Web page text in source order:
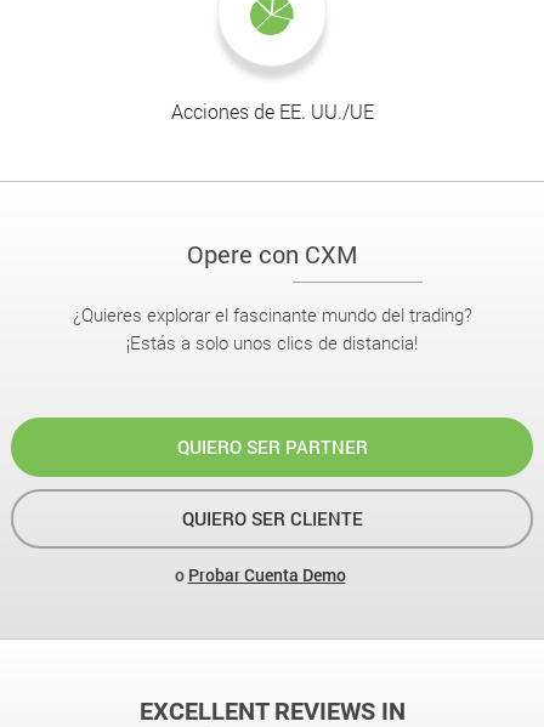
Acciones de EE. UU./UE
Opere con CXM
¿Quieres explorar el fascinante mundo del trading?
¡Estás a solo unos clics de distancia!
QUIERO SER PARTNER
QUIERO SER CLIENTE
o Probar Cuenta Demo
EXCELLENT REVIEWS IN